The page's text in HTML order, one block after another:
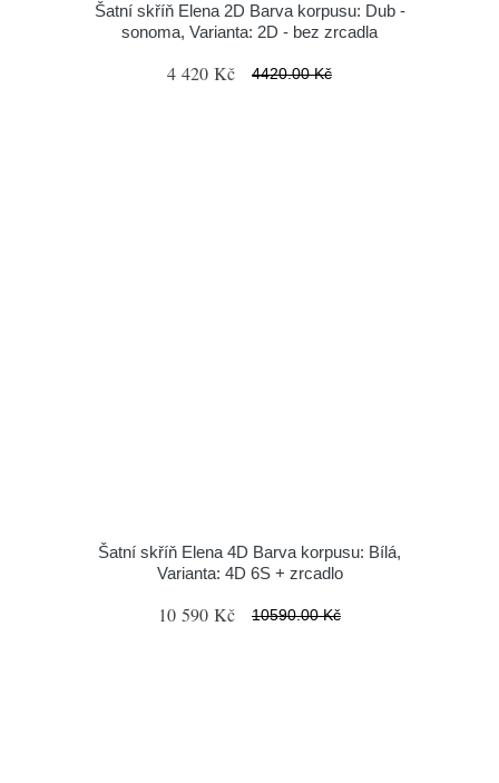
Šatní skříň Elena 2D Barva korpusu: Dub -
sonoma, Varianta: 2D - bez zrcadla
4 420 Kč 4420.00 Kč
Šatní skříň Elena 4D Barva korpusu: Bílá,
Varianta: 4D 6S + zrcadlo
10 590 Kč 10590.00 Kč